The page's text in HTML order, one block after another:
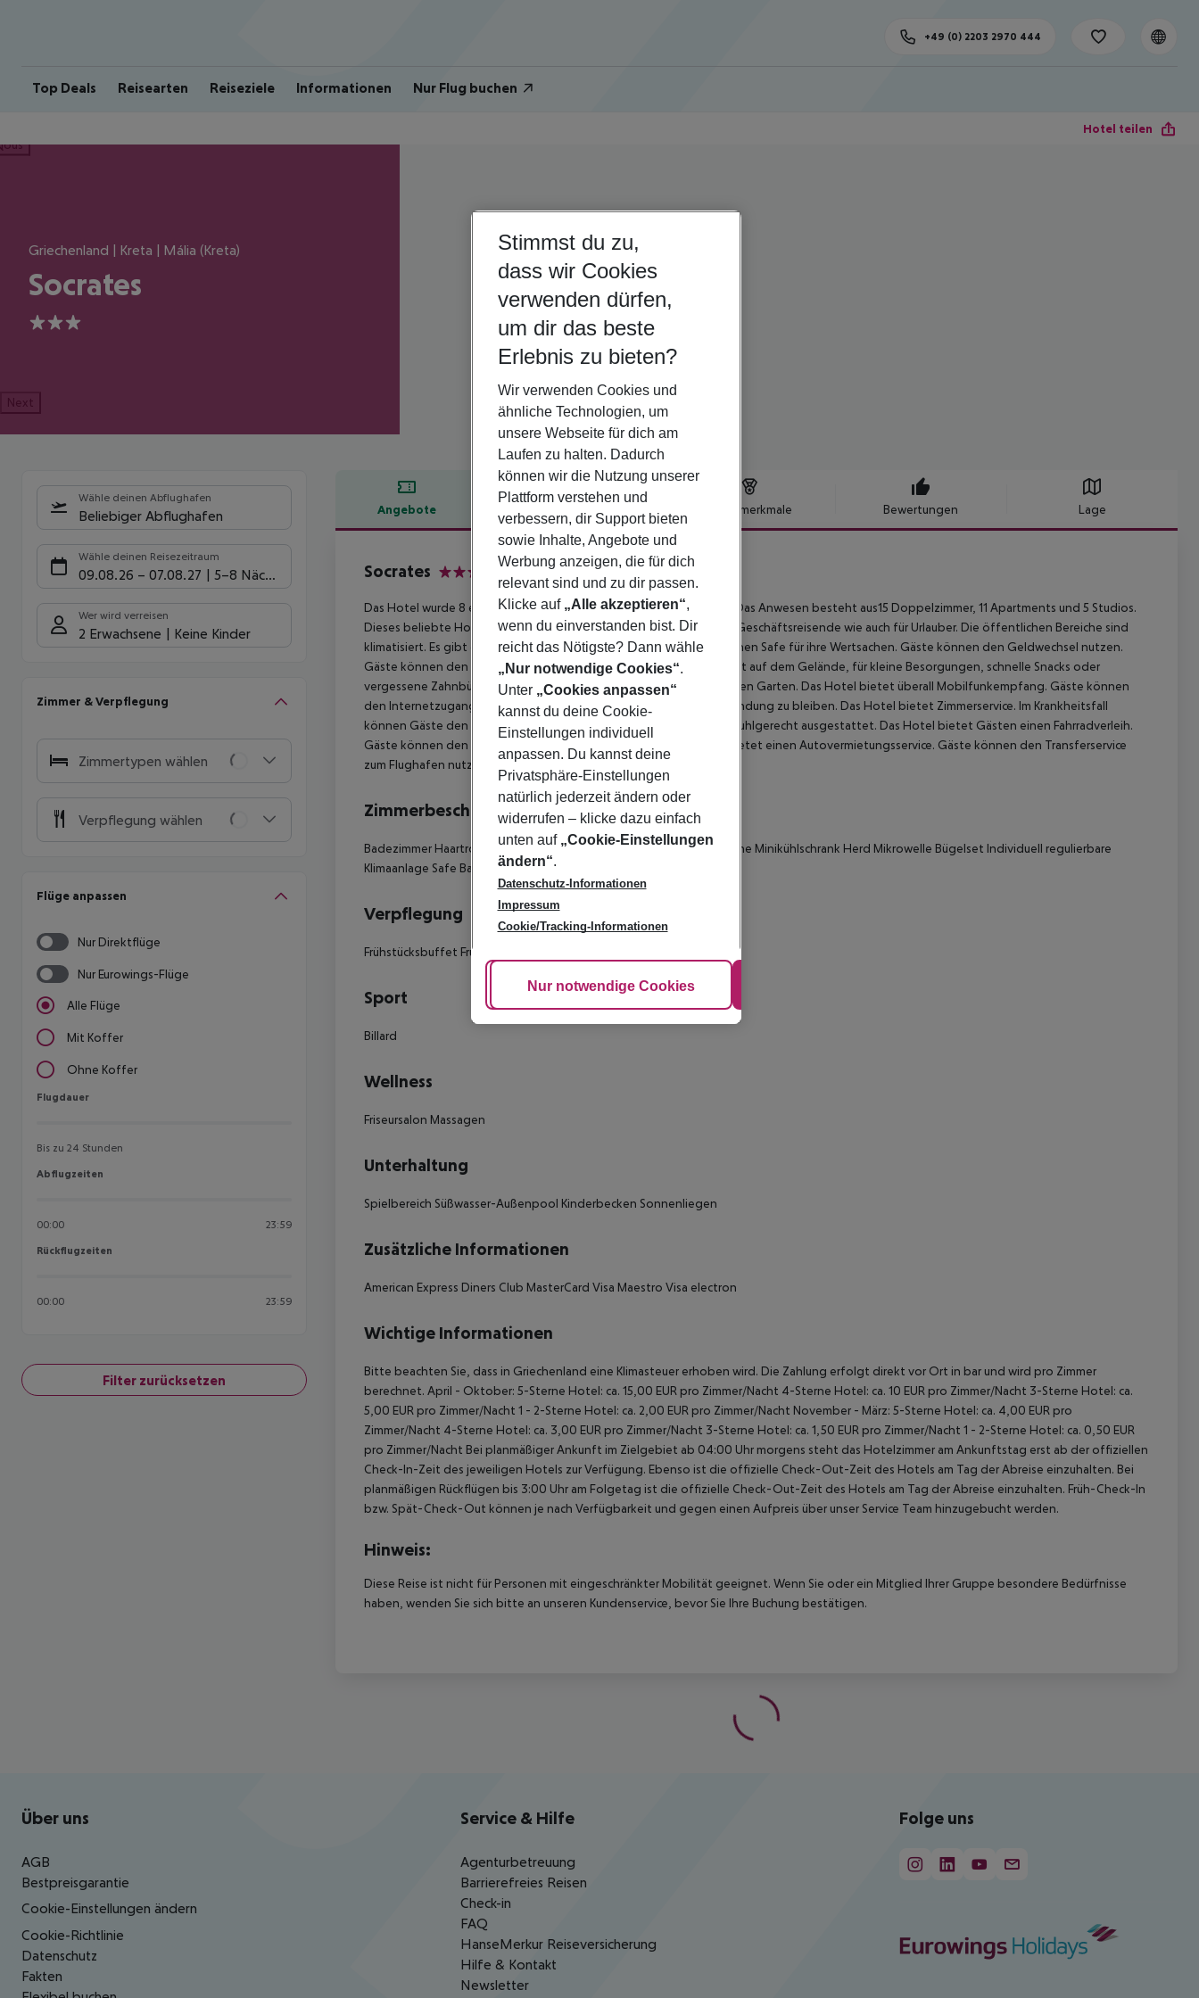
Top Deals Reisearten Reiseziele Informationen Nur Flug buchen
+49 (0) 2203 2970 444
Hotel teilen
Griechenland | Kreta | Mália (Kreta)
Socrates
3
Next
Wähle deinen Abflughafen
Beliebiger Abflughafen
Wähle deinen Reisezeitraum
09.08.26 – 07.08.27 5-8 Nächte
Wer wird verreisen
2 Erwachsene Keine Kinder
Zimmer & Verpflegung
Zimmertypen wählen
Verpflegung wählen
Flüge anpassen
Nur Direktflüge
Nur Eurowings-Flüge
Alle Flüge
Mit Koffer
Ohne Koffer
Flugdauer
Flugdauer
Bis zu 24 Stunden
Abflugzeiten
Abflugzeiten
00:00 23:59
Rückflugzeiten
Rückflugzeiten
00:00 23:59
Filter zurücksetzen
Angebote Hotelbeschreibung Hotelmerkmale Bewertungen Lage
Hotelbeschreibung
Socrates
Das Hotel wurde 8 errichtet. Das Gebäude besteht aus 31 Zimmern. Das Anwesen besteht aus15 Doppelzimmer, 11 Apartments und 5 Studios.
Dieses beliebte Hotel bietet den perfekten Aufenthalt sowohl für Geschäftsreisende wie auch für Urlauber. Die öffentlichen Bereiche sind
klimatisiert. Es gibt eine 24h-Rezeption. Das Hotel bietet Gästen einen Safe für ihre Wertsachen. Gäste können den Geldwechsel nutzen.
Gäste können den Aufzug nutzen. Es gibt einen nützlichen Minimarkt auf dem Gelände, für kleine Besorgungen, schnelle Snacks oder
vergessene Zahnbürsten. Zur Freude der Gäste gibt es einen herrlichen Garten. Das Hotel bietet überall Mobilfunkempfang. Gäste können
den Internetzugang nutzen, um mit der Arbeit oder Daheim in Verbindung zu bleiben. Das Hotel bietet Zimmerservice. Im Krankheitsfall
können Gäste den medizinischen Service nutzen. Das Hotel ist rollstuhlgerecht ausgestattet. Das Hotel bietet Gästen einen Fahrradverleih.
Gäste können den Parkplatz auf dem Gelände nutzen. Das Hotel bietet einen Autovermietungsservice. Gäste können den Transferservice
zum Flughafen nutzen.
Zimmerbeschreibung
Badezimmer HaartrocknerFernseherInternetzugangKochnische Küche Minikühlschrank Herd Mikrowelle Bügelset Individuell regulierbare
Klimaanlage Safe Balkon Terrasse Für Rollstühle geeignet
Verpflegung
Frühstücksbuffet Frühstück
Sport
Billard
Wellness
Friseursalon Massagen
Unterhaltung
Spielbereich Süßwasser-Außenpool Kinderbecken Sonnenliegen
Zusätzliche Informationen
American Express Diners Club MasterCard Visa Maestro Visa electron
Wichtige Informationen
Bitte beachten Sie, dass in Griechenland eine Klimasteuer erhoben wird. Die Zahlung erfolgt direkt vor Ort in bar und wird pro Zimmer
berechnet. April - Oktober: 5-Sterne Hotel: ca. 15,00 EUR pro Zimmer/Nacht 4-Sterne Hotel: ca. 10 EUR pro Zimmer/Nacht 3-Sterne Hotel: ca.
5,00 EUR pro Zimmer/Nacht 1 - 2-Sterne Hotel: ca. 2,00 EUR pro Zimmer/Nacht November - März: 5-Sterne Hotel: ca. 4,00 EUR pro
Zimmer/Nacht 4-Sterne Hotel: ca. 3,00 EUR pro Zimmer/Nacht 3-Sterne Hotel: ca. 1,50 EUR pro Zimmer/Nacht 1 - 2-Sterne Hotel: ca. 0,50 EUR
pro Zimmer/Nacht Bei planmäßiger Ankunft im Zielgebiet ab 04:00 Uhr morgens steht das Hotelzimmer am Ankunftstag erst ab der offiziellen
Check-In-Zeit des jeweiligen Hotels zur Verfügung. Ebenso ist die offizielle Check-Out-Zeit des Hotels am Tag der Abreise einzuhalten. Bei
planmäßigen Rückflügen bis 3:00 Uhr am Folgetag ist die offizielle Check-Out-Zeit des Hotels am Tag der Abreise einzuhalten. Früh-Check-In
bzw. Spät-Check-Out können je nach Verfügbarkeit und gegen einen Aufpreis über unser Service Team hinzugebucht werden.
Hinweis:
Diese Reise ist nicht für Personen mit eingeschränkter Mobilität geeignet. Wenn Sie oder ein Mitglied Ihrer Gruppe besondere Bedürfnisse
haben, wenden Sie sich bitte an unseren Kundenservice, bevor Sie Ihre Buchung bestätigen.
Footer navigation
Über uns
AGB
Bestpreisgarantie
Cookie-Einstellungen ändern
Cookie-Richtlinie
Datenschutz
Fakten
Service & Hilfe
Agenturbetreuung
Barrierefreies Reisen
Check-in
FAQ
HanseMerkur Reiseversicherung
Hilfe & Kontakt
Newsletter
Folge uns
Stimmst du zu,
dass wir Cookies
verwenden dürfen,
um dir das beste
Erlebnis zu bieten?
Wir verwenden Cookies und
ähnliche Technologien, um
unsere Webseite für dich am
Laufen zu halten. Dadurch
können wir die Nutzung unserer
Plattform verstehen und
verbessern, dir Support bieten
sowie Inhalte, Angebote und
Werbung anzeigen, die für dich
relevant sind und zu dir passen.
Klicke auf „Alle akzeptieren“,
wenn du einverstanden bist. Dir
reicht das Nötigste? Dann wähle
„Nur notwendige Cookies“.
Unter „Cookies anpassen“
kannst du deine Cookie-
Einstellungen individuell
anpassen. Du kannst deine
Privatsphäre-Einstellungen
natürlich jederzeit ändern oder
widerrufen – klicke dazu einfach
unten auf „Cookie-Einstellungen
ändern“.
Datenschutz-Informationen
Impressum
Cookie/Tracking-Informationen
Cookie anpassen
Nur notwendige Cookies